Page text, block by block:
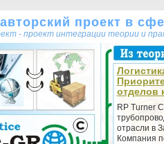
проект в
- проект интеграции теории и
отделов
RP Turner
отрасли в
Компания